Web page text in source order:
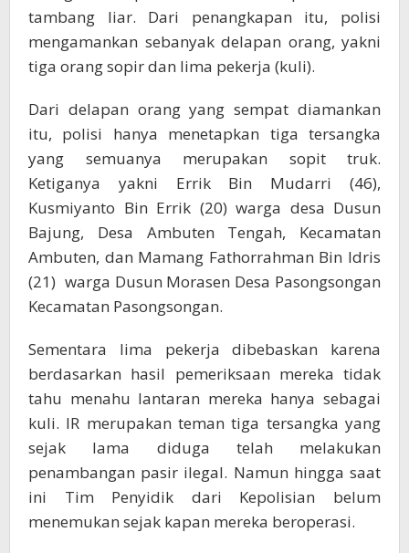
tambang liar. Dari penangkapan itu, polisi
mengamankan sebanyak delapan orang, yakni
tiga orang sopir dan lima pekerja (kuli).
Dari delapan orang yang sempat diamankan
itu, polisi hanya menetapkan tiga tersangka
yang semuanya merupakan sopit truk.
Ketiganya yakni Errik Bin Mudarri (46),
Kusmiyanto Bin Errik (20) warga desa Dusun
Bajung, Desa Ambuten Tengah, Kecamatan
Ambuten, dan Mamang Fathorrahman Bin Idris
(21) warga Dusun Morasen Desa Pasongsongan
Kecamatan Pasongsongan.
Sementara lima pekerja dibebaskan karena
berdasarkan hasil pemeriksaan mereka tidak
tahu menahu lantaran mereka hanya sebagai
kuli. IR merupakan teman tiga tersangka yang
sejak lama diduga telah melakukan
penambangan pasir ilegal. Namun hingga saat
ini Tim Penyidik dari Kepolisian belum
menemukan sejak kapan mereka beroperasi.